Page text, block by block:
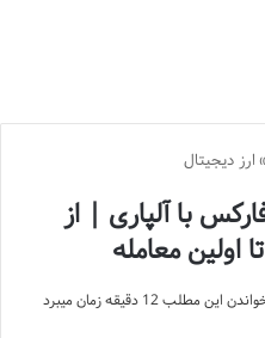
» ارز دیجیتال
با آلپاری | از
معامله
این مطلب 12 دقیقه زمان میبرد